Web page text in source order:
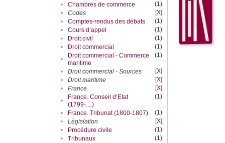
•
Chambres de commerce
(1)
•
Codes
[X]
•
Comptes-rendus des débats
(1)
•
Cours d’appel
(1)
•
Droit civil
(1)
•
Droit commercial
(1)
•
Droit commercial - Commerce
maritime
(1)
• Droit commercial - Sources
[X]
•
Droit maritime
[X]
•
France
[X]
•
France. Conseil d’Etat
(1799-....)
(1)
• France. Tribunat (1800-1807)
(1)
•
Législation
[X]
•
Procédure civile
(1)
•
Tribunaux
(1)